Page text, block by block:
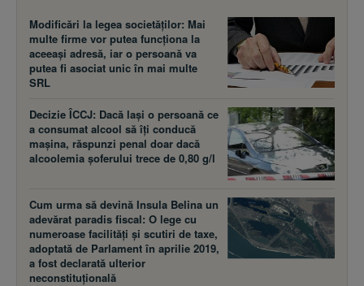
Modificări la legea societăţilor: Mai
multe firme vor putea funcţiona la
aceeaşi adresă, iar o persoană va
putea fi asociat unic în mai multe
SRL
Decizie ÎCCJ: Dacă laşi o persoană ce
a consumat alcool să îţi conducă
maşina, răspunzi penal doar dacă
alcoolemia şoferului trece de 0,80 g/l
Cum urma să devină Insula Belina un
adevărat paradis fiscal: O lege cu
numeroase facilităţi şi scutiri de taxe,
adoptată de Parlament în aprilie 2019,
a fost declarată ulterior
neconstituţională